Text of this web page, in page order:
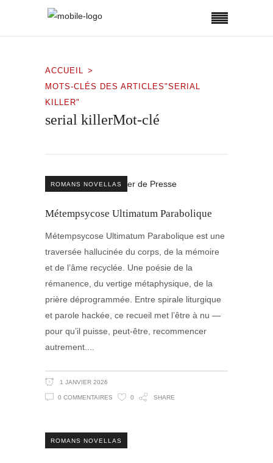
ACCUEIL
MOTS-CLÉS DES ARTICLES"SERIAL
KILLER"
serial killerMot-clé
ROMANS NOVELLAS
Métempsycose Ultimatum Parabolique
Métempsycose Ultimatum Parabolique est une
traversée hallucinée du corps, de la mémoire
et de l’âme recyclée. Une poésie de la
rémanence, du vertige métaphysique, de la
prière déprogrammée. Entre spirale liturgique
et parole hackée, ce recueil met l’être à nu —
pour qu’il puisse, peut-être, recommencer
autrement.
1 JANVIER 2026
0 COMMENTAIRES 0 SHARE
ROMANS NOVELLAS